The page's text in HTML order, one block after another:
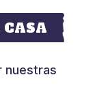
CASA
nuestras